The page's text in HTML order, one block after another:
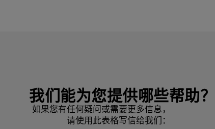
我们能为您提供哪些帮助？
如果您有任何疑问或需要更多信息，
请使用此表格写信给我们：